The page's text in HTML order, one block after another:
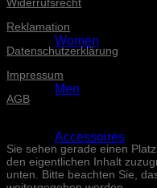
Women
Men
Accessoires
Reklamation
Datenschutzerklärung
Impressum
AGB
Sie sehen gerade einen
den eigentlichen Inhalt
unten. Bitte beachten Sie,